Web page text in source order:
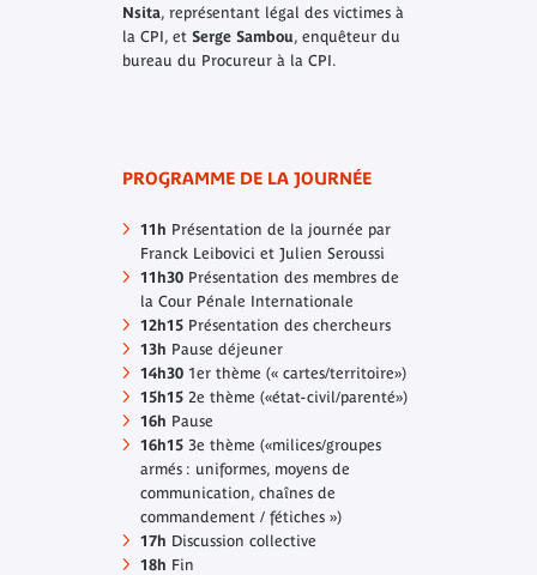
Nsita, représentant légal des victimes à
la CPI, et Serge Sambou, enquêteur du
bureau du Procureur à la CPI.
PROGRAMME DE LA JOURNÉE
11h Présentation de la journée par
Franck Leibovici et Julien Seroussi
11h30Présentation des membres de
la Cour Pénale Internationale
12h15Présentation des chercheurs
13h Pause déjeuner
14h301er thème (« cartes/territoire»)
15h152e thème («état-civil/parenté»)
16h Pause
16h153e thème («milices/groupes
armés : uniformes, moyens de
communication, chaînes de
commandement / fétiches »)
17h Discussion collective
18h Fin